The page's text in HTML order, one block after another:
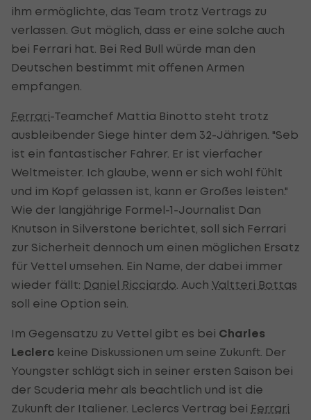
ihm ermöglichte, das Team trotz Vertrags zu
verlassen. Gut möglich, dass er eine solche auch
bei Ferrari hat. Bei Red Bull würde man den
Deutschen bestimmt mit offenen Armen
empfangen.
Ferrari-Teamchef Mattia Binotto steht trotz
ausbleibender Siege hinter dem 32-Jährigen. "Seb
ist ein fantastischer Fahrer. Er ist vierfacher
Weltmeister. Ich glaube, wenn er sich wohl fühlt
und im Kopf gelassen ist, kann er Großes leisten."
Wie der langjährige Formel-1-Journalist Dan
Knutson in Silverstone berichtet, soll sich Ferrari
zur Sicherheit dennoch um einen möglichen Ersatz
für Vettel umsehen. Ein Name, der dabei immer
wieder fällt: Daniel Ricciardo . Auch Valtteri Bottas
soll eine Option sein.
Im Gegensatzu zu Vettel gibt es bei Charles
Leclerc keine Diskussionen um seine Zukunft. Der
Youngster schlägt sich in seiner ersten Saison bei
der Scuderia mehr als beachtlich und ist die
Zukunft der Italiener. Leclercs Vertrag bei Ferrari